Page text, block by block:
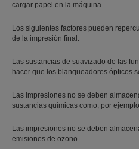
cargar papel en la máquina.
Los siguientes factores pueden
de la impresión final:
Las sustancias de suavizado de las
hacer que los blanqueadores ópticos
Las impresiones no se deben
sustancias químicas como, por
Las impresiones no se deben
emisiones de ozono.